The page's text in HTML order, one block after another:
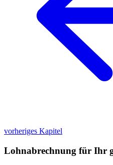
vorheriges Kapitel
Lohnabrechnung für Ihr